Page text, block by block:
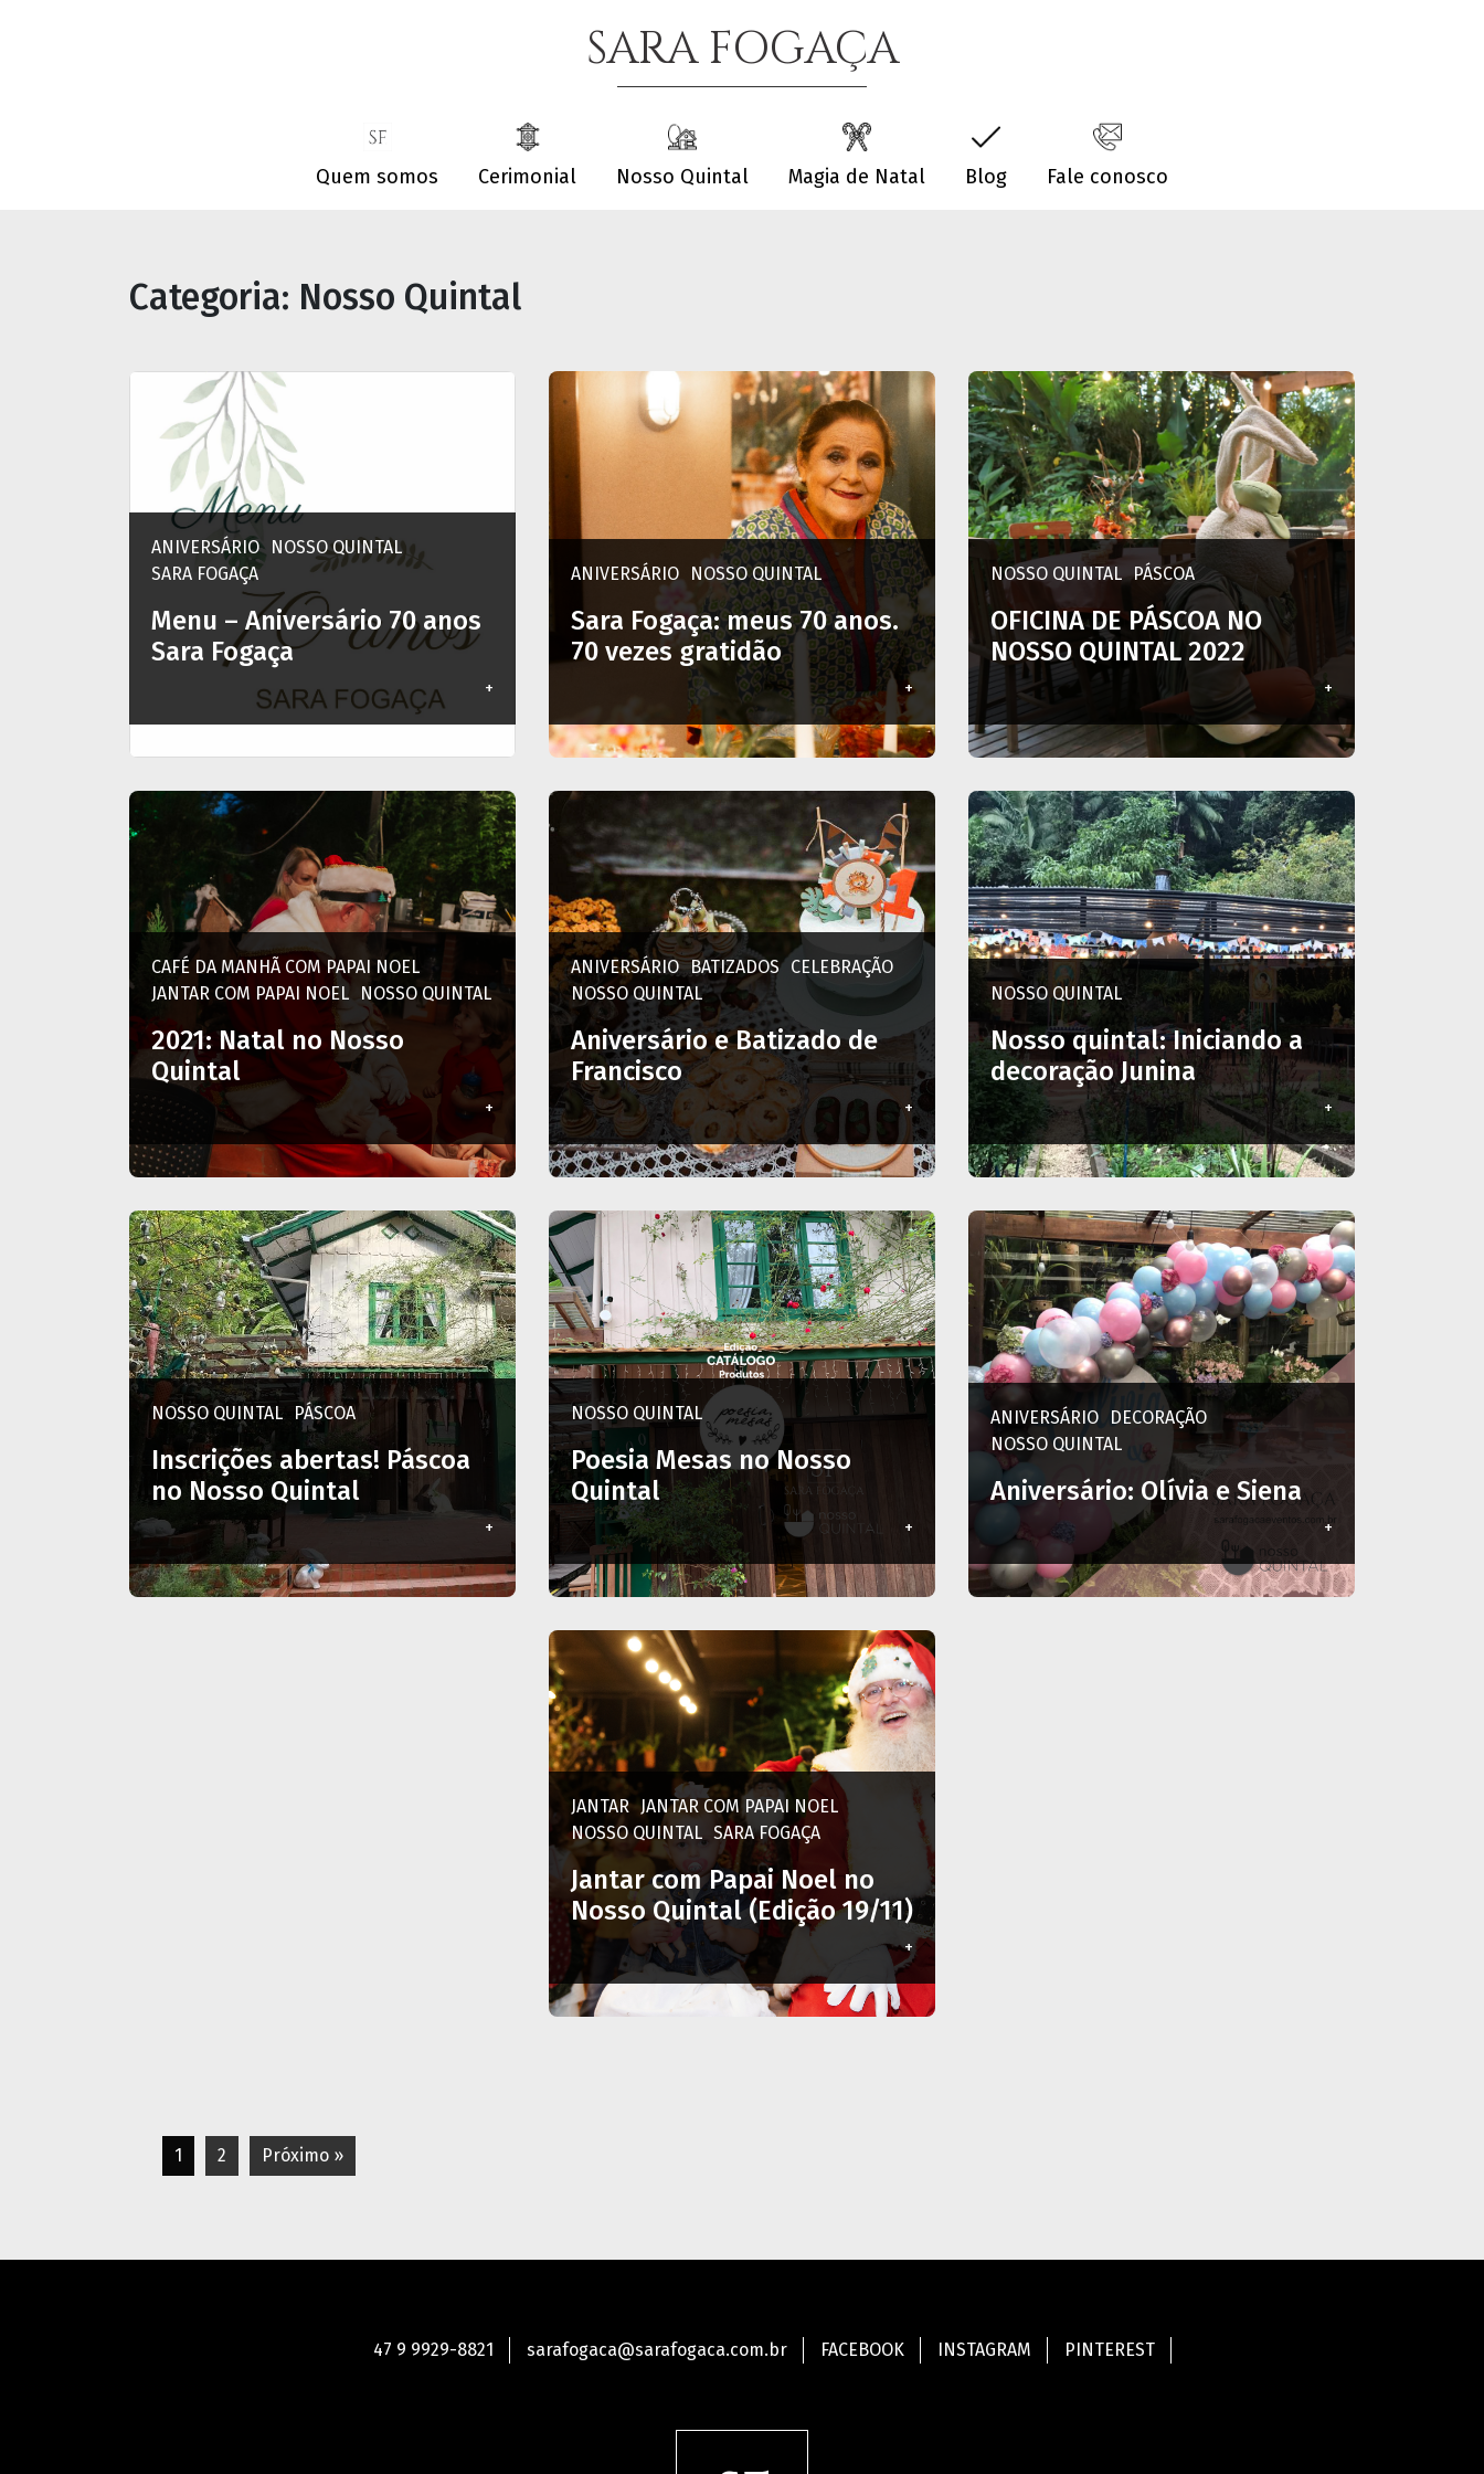
SARA FOGAÇA
Quem somos Cerimonial Nosso Quintal Magia de Natal Blog Fale conosco
Categoria: Nosso Quintal
ANIVERSÁRIO
NOSSO QUINTAL
SARA FOGAÇA
Menu – Aniversário 70 anos
Sara Fogaça
+
ANIVERSÁRIO NOSSO QUINTAL
Sara Fogaça: meus 70 anos.
70 vezes gratidão
+
NOSSO QUINTAL PÁSCOA
OFICINA DE PÁSCOA NO
NOSSO QUINTAL 2022
+
CAFÉ DA MANHÃ COM PAPAI NOEL
JANTAR COM PAPAI NOEL NOSSO QUINTAL
2021: Natal no Nosso
Quintal
+
ANIVERSÁRIO BATIZADOS CELEBRAÇÃO
NOSSO QUINTAL
Aniversário e Batizado de
Francisco
+
NOSSO QUINTAL
Nosso quintal: Iniciando a
decoração Junina
+
NOSSO QUINTAL PÁSCOA
Inscrições abertas! Páscoa
no Nosso Quintal
+
NOSSO QUINTAL
Poesia Mesas no Nosso
Quintal
+
ANIVERSÁRIO
DECORAÇÃO
NOSSO QUINTAL
Aniversário: Olívia e Siena
+
JANTAR JANTAR COM PAPAI NOEL
NOSSO QUINTAL SARA FOGAÇA
Jantar com Papai Noel no
Nosso Quintal (Edição 19/11)
+
1 2 Próximo »
47 9 9929-8821 sarafogaca@sarafogaca.com.br FACEBOOK INSTAGRAM PINTEREST